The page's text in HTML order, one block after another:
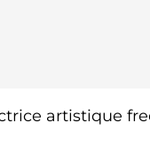
artistique